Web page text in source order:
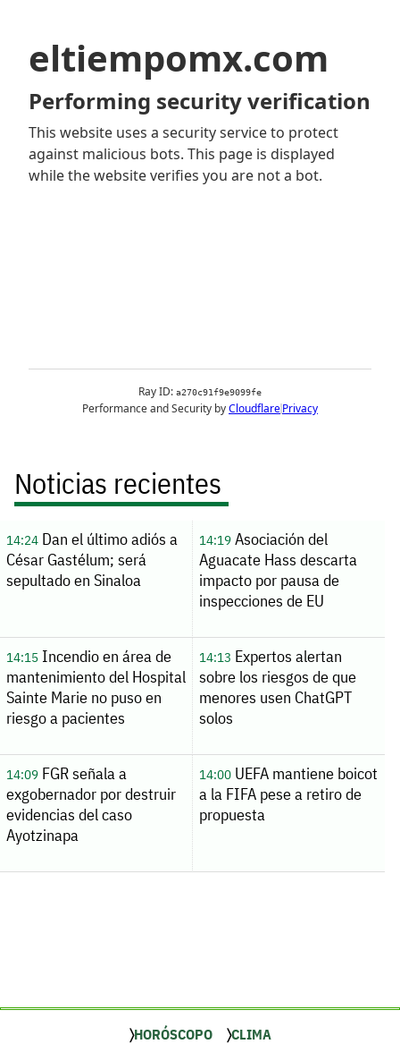
Noticias recientes
14:24Dan el último adiós a
César Gastélum; será
sepultado en Sinaloa
14:19Asociación del
Aguacate Hass descarta
impacto por pausa de
inspecciones de EU
14:15Incendio en área de
mantenimiento del Hospital
Sainte Marie no puso en
riesgo a pacientes
14:13 Expertos alertan
sobre los riesgos de que
menores usen ChatGPT
solos
14:09FGR señala a
exgobernador por destruir
evidencias del caso
Ayotzinapa
14:00UEFA mantiene boicot
a la FIFA pese a retiro de
propuesta
HORÓSCOPO CLIMA